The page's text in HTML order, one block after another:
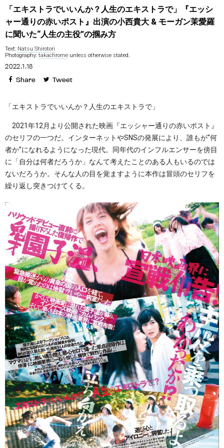
「エキストラでいいんか？人生のエキストラで」『エッシ
ャー通りの赤いポスト』出演の小西貴大 & モーガン茉愛羅
に聞いた“人生の主役”の掴み方
Text: Natsu Shirotori
Photography: takachrome unless otherwise stated.
2022.1.18
Share Tweet
「エキストラでいいんか？人生のエキストラで」
2021年12月より公開された映画『エッシャー通りの赤いポスト』
のセリフの一つだ。インターネットやSNSの発展により、誰もが“何
者か”になれるようになった現代。同年代のインフルエンサーを傍目
に「自分は何者だろうか」なんて考えたことのある人もいるのでは
ないだろうか。そんな人の目を覚ますように本作は冒頭のセリフを
繰り返し突きつけてくる。